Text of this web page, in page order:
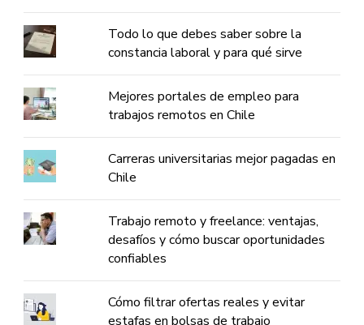
Todo lo que debes saber sobre la
constancia laboral y para qué sirve
Mejores portales de empleo para
trabajos remotos en Chile
Carreras universitarias mejor pagadas en
Chile
Trabajo remoto y freelance: ventajas,
desafíos y cómo buscar oportunidades
confiables
Cómo filtrar ofertas reales y evitar
estafas en bolsas de trabajo